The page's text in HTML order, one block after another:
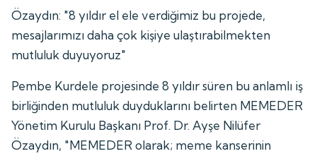
Özaydın: "8 yıldır el ele verdiğimiz bu projede,
mesajlarımızı daha çok kişiye ulaştırabilmekten
mutluluk duyuyoruz"
Pembe Kurdele projesinde 8 yıldır süren bu anlamlı iş
birliğinden mutluluk duyduklarını belirten MEMEDER
Yönetim Kurulu Başkanı Prof. Dr. Ayşe Nilüfer
Özaydın, "MEMEDER olarak; meme kanserinin